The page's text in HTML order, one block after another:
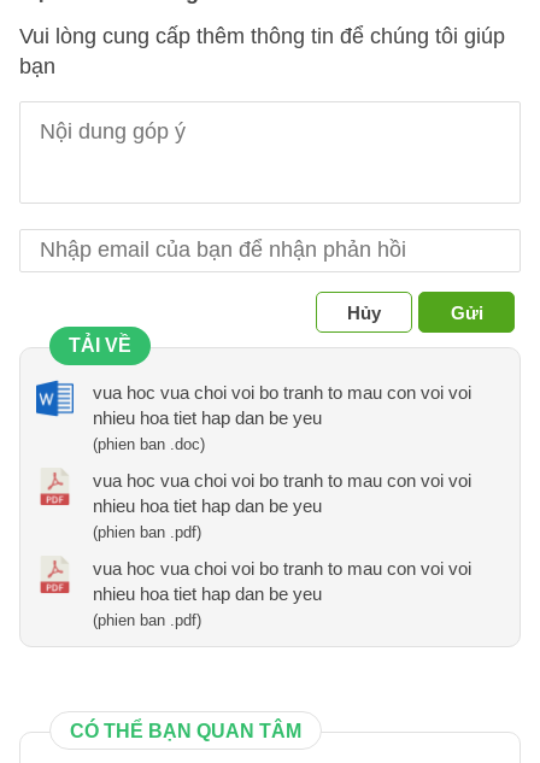
Vui lòng cung cấp thêm thông tin để chúng tôi giúp
bạn
Hủy
Gửi
TẢI VỀ
vua hoc vua choi voi bo tranh to mau con voi voi
nhieu hoa tiet hap dan be yeu
(phien ban .doc)
vua hoc vua choi voi bo tranh to mau con voi voi
nhieu hoa tiet hap dan be yeu
(phien ban .pdf)
vua hoc vua choi voi bo tranh to mau con voi voi
nhieu hoa tiet hap dan be yeu
(phien ban .pdf)
CÓ THỂ BẠN QUAN TÂM